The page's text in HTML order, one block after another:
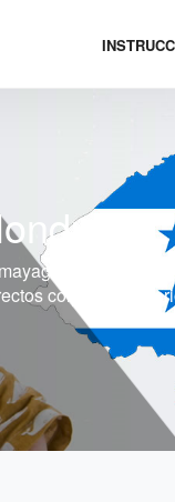
Puerto
con el